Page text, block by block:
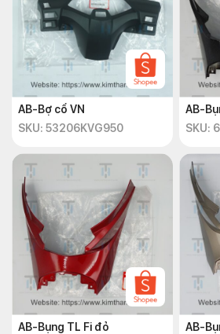
AB-Bợ cổ VN
SKU: 53206KVG950
AB-
SKU:
AB-Bụng TL Fi đỏ
AB-